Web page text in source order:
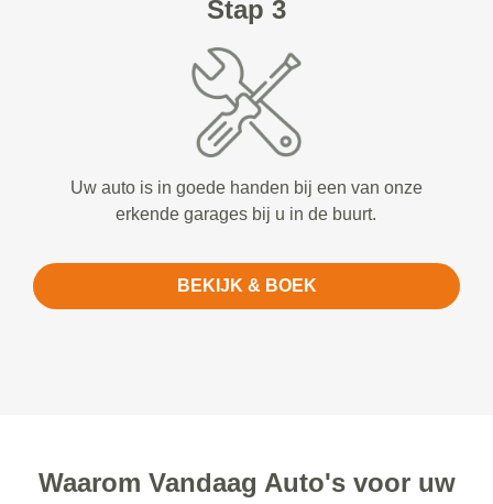
Stap 3
Uw auto is in goede handen bij een van onze
erkende garages bij u in de buurt.
BEKIJK & BOEK
Waarom Vandaag Auto's voor uw